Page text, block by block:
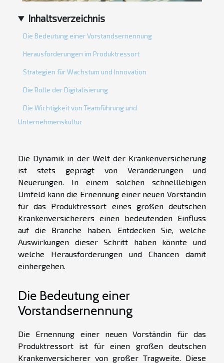
Inhaltsverzeichnis
Die Bedeutung einer Vorstandsernennung
Herausforderungen im Produktressort
Strategien für Wachstum und Innovation
Die Rolle der Digitalisierung
Die Wichtigkeit von Teamführung und
Unternehmenskultur
Die Dynamik in der Welt der Krankenversicherung
ist stets geprägt von Veränderungen und
Neuerungen. In einem solchen schnelllebigen
Umfeld kann die Ernennung einer neuen Vorständin
für das Produktressort eines großen deutschen
Krankenversicherers einen bedeutenden Einfluss
auf die Branche haben. Entdecken Sie, welche
Auswirkungen dieser Schritt haben könnte und
welche Herausforderungen und Chancen damit
einhergehen.
Die Bedeutung einer
Vorstandsernennung
Die Ernennung einer neuen Vorständin für das
Produktressort ist für einen großen deutschen
Krankenversicherer von großer Tragweite. Diese